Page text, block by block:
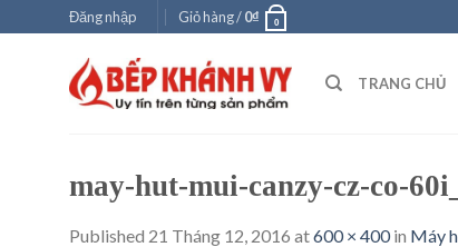
to
Đăng nhập Giỏ hàng /0₫ 0
TRANG CHỦ
may-hut-mui-canzy-cz-co-
Published 21 Tháng 12, 2016 at600 × 400in Máy